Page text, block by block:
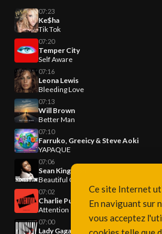
07:23
Ke$ha
Tik Tok
07:20
Temper City
Self Aware
07:16
Leona Lewis
Bleeding Love
07:13
Will Brown
Better Man
07:10
Farruko, Greeicy & Steve Aoki
YAPAQUE
07:06
Sean Kingston
Beautiful Girls
07:02
Charlie Puth
Attention
07:00
Lady Gaga & Doechii
Ce site Internet
En naviguant sur
vous acceptez